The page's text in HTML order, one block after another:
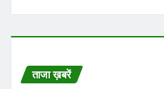
ताजा ख़बरें